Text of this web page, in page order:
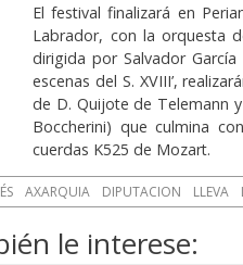
El festival finalizará en
Labrador, con la orquesta
dirigida por Salvador
escenas del S. XVIII’,
de D. Quijote de Telemann
Boccherini) que culmina
cuerdas K525 de Mozart.
AXARQUIA DIPUTACION LLEVA
le interese: